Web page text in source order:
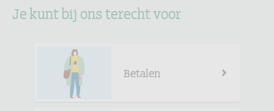
Je kunt bij ons terecht voor
Betalen